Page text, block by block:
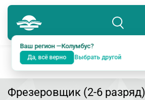
Колумбус
Подразделение: Екатеринбург
Ваш регион —Колумбус?
Да, всё верно Выбрать другой
Фрезеровщик (2-6 разряд)